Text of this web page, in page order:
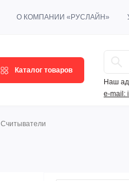
О КОМПАНИИ «РУСЛАЙН»
Каталог товаров
Наш
e-mail:
Считыватели